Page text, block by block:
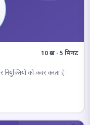
10 प्रश्न · 5 मिनट
को कवर करता है।